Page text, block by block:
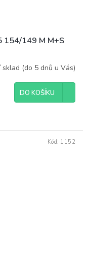
154/149 M M+S
sklad (do 5 dnů u Vás)
DO KOŠÍKU
Kód: 1152